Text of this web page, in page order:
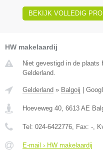
BEKIJK VOLLEDIG
HW makelaardij
Niet gevestigd in de plaats
Gelderland.
Gelderland » Balgoij |
Hoeveweg 40 6613 AE
Tel: 024-6422776 , Fax: - ,
E-mail › HW makelaardij